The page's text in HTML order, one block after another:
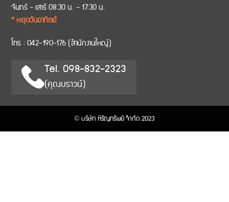
จันทร์ – เสาร์ 08:30 น. – 17:30 น.
* หยุดวันอาทิตย์
โทร :042-190-176(สำนักงานใหญ่)
Tel. 098-832-2323
(คุณบราวน์)
© บริษัท หิรัญทรัพย์ จำกัด 2023